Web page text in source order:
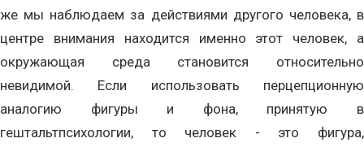
же мы наблюдаем за действиями другого человека, в
центре внимания находится именно этот человек, а
окружающая среда становится относительно
невидимой. Если использовать перцепционную
аналогию фигуры и фона, принятую в
гештальтпсихологии, то человек - это фигура,